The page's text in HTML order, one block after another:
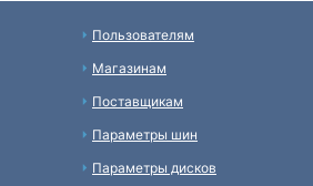
Пользователям
Магазинам
Поставщикам
Параметры шин
Параметры дисков